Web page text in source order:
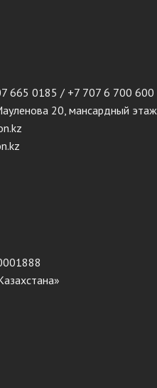
665 0185 / +7 707 6 700 600
20, мансардный этаж